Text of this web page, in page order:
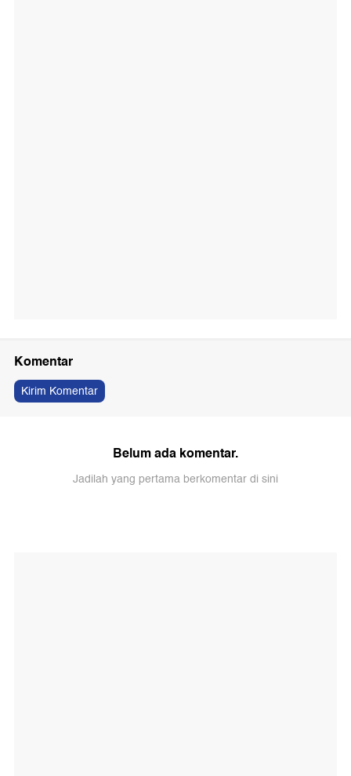
Komentar
Kirim Komentar
Belum ada komentar.
Jadilah yang pertama berkomentar di sini